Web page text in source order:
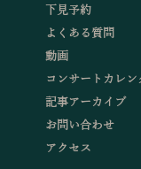
下見予約
よくある質問
動画
コンサートカレン
記事アーカイブ
お問い合わせ
アクセス